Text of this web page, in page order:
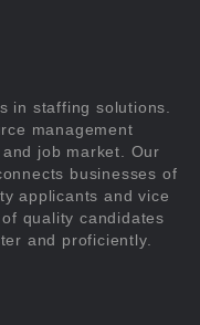
in staffing solutions.
management
job market. Our
businesses of
applicants and vice
quality candidates
and proficiently.